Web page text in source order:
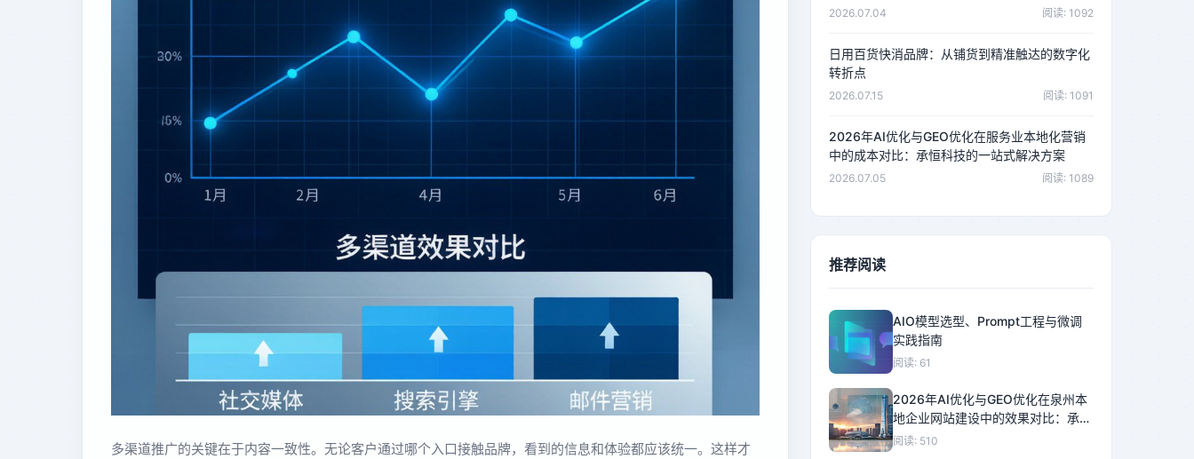
多渠道推广的关键在于内容一致性。无论客户通过哪个入口接触品牌，看到的信息和体验都应该统一。这样才
2026.07.04 阅读: 1092
日用百货快消品牌：从铺货到精准触达的数字化
转折点
2026.07.15 阅读: 1091
2026年AI优化与GEO优化在服务业本地化营销
中的成本对比：承恒科技的一站式解决方案
2026.07.05 阅读: 1089
推荐阅读
AIO模型选型、Prompt工程与微调
实践指南
阅读: 61
2026年AI优化与GEO优化在泉州本
地企业网站建设中的效果对比：承恒
科技深度评测
阅读: 510